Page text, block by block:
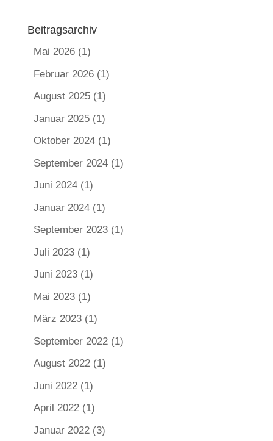
Beitragsarchiv
Mai 2026(1)
Februar 2026(1)
August 2025(1)
Januar 2025(1)
Oktober 2024(1)
September 2024(1)
Juni 2024(1)
Januar 2024(1)
September 2023(1)
Juli 2023(1)
Juni 2023(1)
Mai 2023(1)
März 2023(1)
September 2022(1)
August 2022(1)
Juni 2022(1)
April 2022(1)
Januar 2022(3)